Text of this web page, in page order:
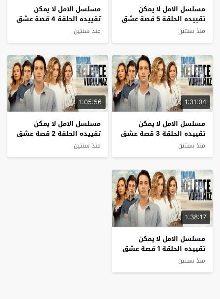
مسلسل الامل لا يمكن
تقييده الحلقة 5 قصة عشق
منذ سنتين
مسلسل الامل لا يمكن
تقييده الحلقة 4 قصة عشق
منذ سنتين
1:31:04
مسلسل الامل لا يمكن
تقييده الحلقة 3 قصة عشق
منذ سنتين
1:05:56
مسلسل الامل لا يمكن
تقييده الحلقة 2 قصة عشق
منذ سنتين
1:38:17
مسلسل الامل لا يمكن
تقييده الحلقة 1 قصة عشق
منذ سنتين